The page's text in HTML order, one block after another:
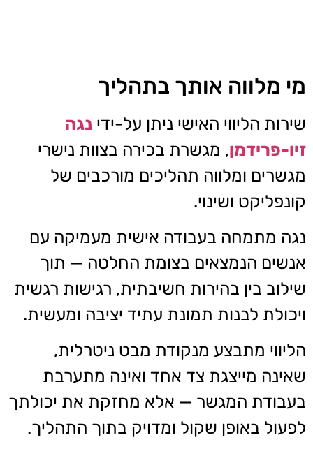
מי מלווה אותך בתהליך
שירות הליווי האישי ניתן על-ידי נגה
זיו-פרידמן, מגשרת בכירה בצוות נישרי
מגשרים ומלווה תהליכים מורכבים של
קונפליקט ושינוי.
נגה מתמחה בעבודה אישית מעמיקה עם
אנשים הנמצאים בצומת החלטה — תוך
שילוב בין בהירות חשיבתית, רגישות רגשית
ויכולת לבנות תמונת עתיד יציבה ומעשית.
הליווי מתבצע מנקודת מבט ניטרלית,
שאינה מייצגת צד אחד ואינה מתערבת
בעבודת המגשר — אלא מחזקת את יכולתך
לפעול באופן שקול ומדויק בתוך התהליך.